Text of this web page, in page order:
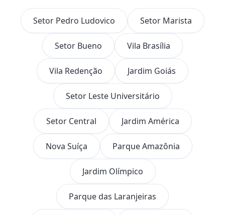
Setor Pedro Ludovico Setor Marista
Setor Bueno Vila Brasília
Vila Redenção Jardim Goiás
Setor Leste Universitário
Setor Central Jardim América
Nova Suíça Parque Amazônia
Jardim Olímpico
Parque das Laranjeiras